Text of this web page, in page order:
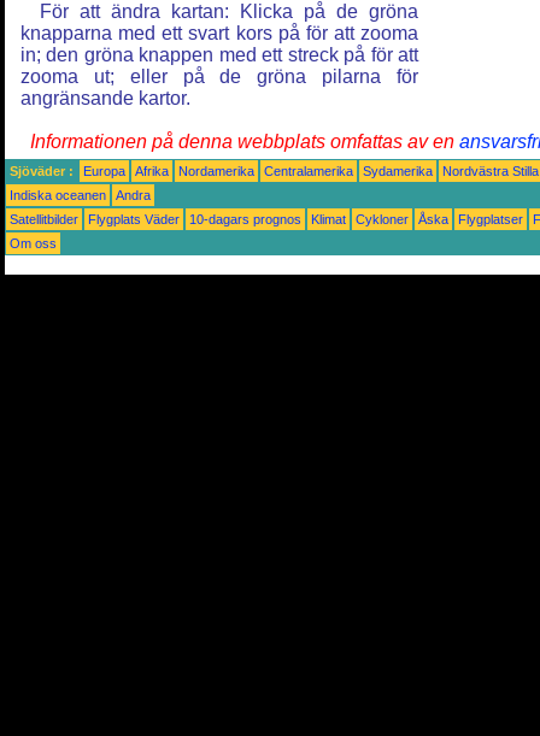
För att ändra kartan: Klicka på de gröna
knapparna med ett svart kors på för att zooma
in; den gröna knappen med ett streck på för att
zooma ut; eller på de gröna pilarna för
angränsande kartor.
Informationen på denna webbplats omfattas av en
Sjöväder : Europa Afrika Nordamerika Centralamerika Sydamerika
Nordvästra
Indiska oceanen
Andra
Satellitbilder
Flygplats Väder 10-dagars prognos Klimat Cykloner Åska Flygplatser
Om oss